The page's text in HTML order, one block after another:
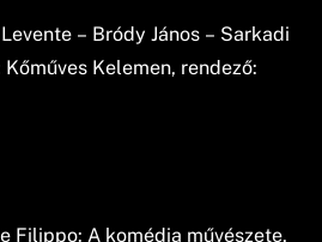
– Bródy János – Sarkadi
Kelemen, rendező:
Filippo: A komédia művészete,